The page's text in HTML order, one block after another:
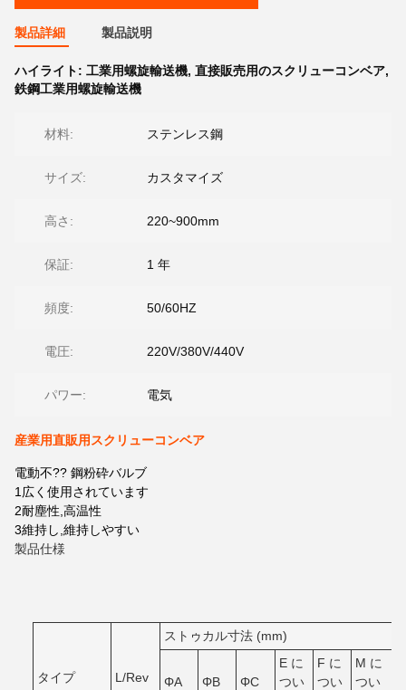
製品詳細 製品説明
ハイライト: 工業用螺旋輸送機, 直接販売用のスクリューコンベア,
鉄鋼工業用螺旋輸送機
材料: ステンレス鋼
サイズ: カスタマイズ
高さ: 220~900mm
保証: 1 年
頻度: 50/60HZ
電圧: 220V/380V/440V
パワー: 電気
産業用直販用スクリューコンベア
電動不?? 鋼粉砕バルブ
1広く使用されています
2耐塵性,高温性
3維持し,維持しやすい
製品仕様
タイプ L/Rev
ストゥカル寸法 (mm)
ΦA ΦB ΦC
E に
つい
F に
つい
M に
つい